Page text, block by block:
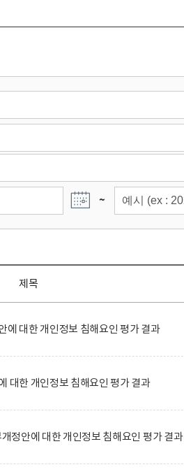
~
제목
에 대한 개인정보 침해요인 평가 결과
대한 개인정보 침해요인 평가 결과
정안에 대한 개인정보 침해요인 평가 결과